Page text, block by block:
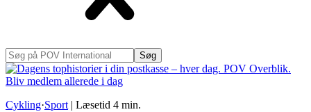
Søg
på
POV
Cykling·Sport Læsetid 4 min.